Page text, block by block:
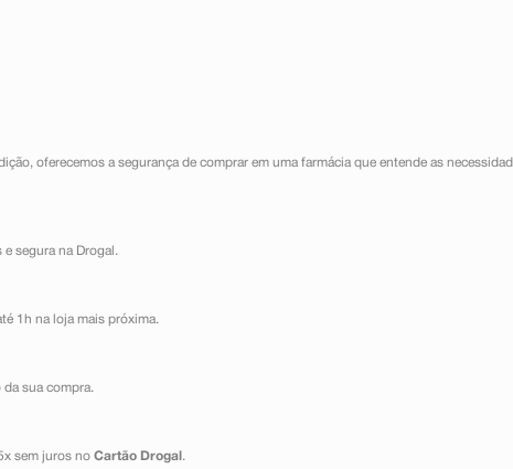
oferecemos a segurança de comprar em uma farmácia que entende as
segura na Drogal.
1h na loja mais próxima.
da sua compra.
sem juros no Cartão Drogal .